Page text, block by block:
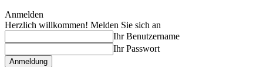
Anmelden
Herzlich willkommen! Melden Sie sich an
Ihr Benutzername
Ihr Passwort